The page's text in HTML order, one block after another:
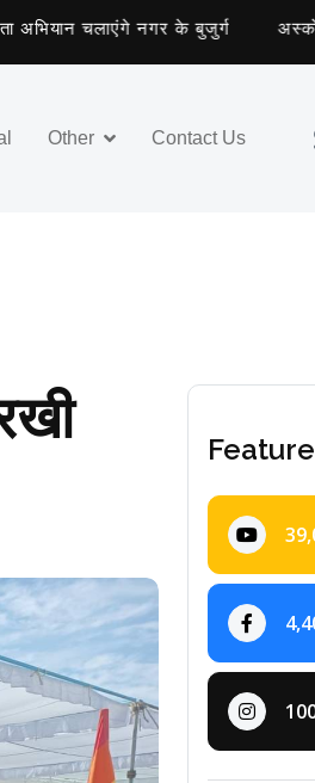
चलाएंगे नगर के बुजुर्ग अस्कोट वन्य
Other Contact Us